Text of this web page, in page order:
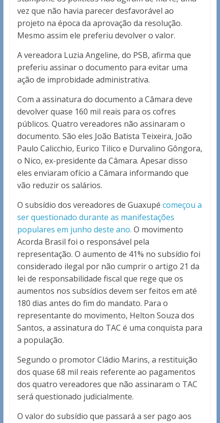
vez que não havia parecer desfavorável ao
projeto na época da aprovação da resolução.
Mesmo assim ele preferiu devolver o valor.
A vereadora Luzia Angeline, do PSB, afirma que
preferiu assinar o documento para evitar uma
ação de improbidade administrativa.
Com a assinatura do documento a Câmara deve
devolver quase 160 mil reais para os cofres
públicos. Quatro vereadores não assinaram o
documento. São eles João Batista Teixeira, João
Paulo Calicchio, Eurico Tilico e Durvalino Gôngora,
o Nico, ex-presidente da Câmara. Apesar disso
eles enviaram ofício a Câmara informando que
vão reduzir os salários.
O subsídio dos vereadores de Guaxupé começou a
ser questionado durante as manifestações
populares em junho deste ano. O movimento
Acorda Brasil foi o responsável pela
representação. O aumento de 41% no subsídio foi
considerado ilegal por não cumprir o artigo 21 da
lei de responsabilidade fiscal que rege que os
aumentos nos subsídios devem ser feitos em até
180 dias antes do fim do mandato. Para o
representante do movimento, Helton Souza dos
Santos, a assinatura do TAC é uma conquista para
a população.
Segundo o promotor Cládio Marins, a restituição
dos quase 68 mil reais referente ao pagamentos
dos quatro vereadores que não assinaram o TAC
será questionado judicialmente.
O valor do subsídio que passará a ser pago aos